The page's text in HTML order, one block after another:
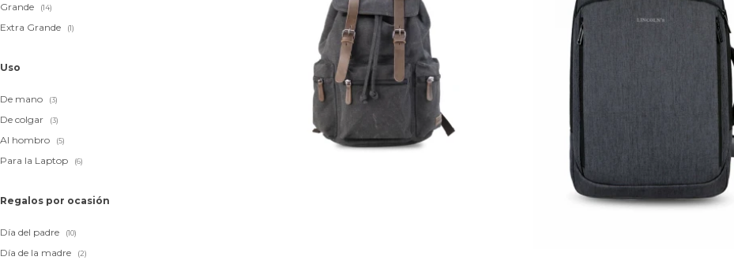
Grande (14)
Extra Grande (1)
Uso
De mano (3)
De colgar (3)
Al hombro (5)
Para la Laptop (6)
Regalos por ocasión
Día del padre (10)
Día de la madre (2)